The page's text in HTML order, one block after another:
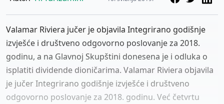
Valamar Riviera jučer je objavila Integrirano godišnje
izvješće i društveno odgovorno poslovanje za 2018.
godinu, a na Glavnoj Skupštini donesena je i odluka o
isplatiti dividende dioničarima. Valamar Riviera objavila
je jučer Integrirano godišnje izvješće i društveno
odgovorno poslovanje za 2018. godinu. Već četvrtu